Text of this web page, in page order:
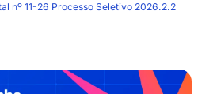
nº 11-26 Processo Seletivo 2026.2.2